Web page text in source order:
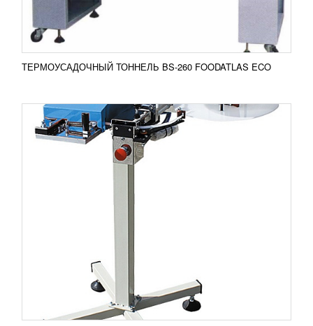
ТЕРМОУСАДОЧНЫЙ ТОННЕЛЬ BS-260 FOODATLAS ECO
ПОДРОБНЕЕ
схожей с плотностью воды....
ПОДРОБНЕЕ